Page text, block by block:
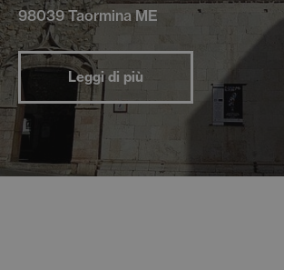
98039 Taormina ME
Leggi di più